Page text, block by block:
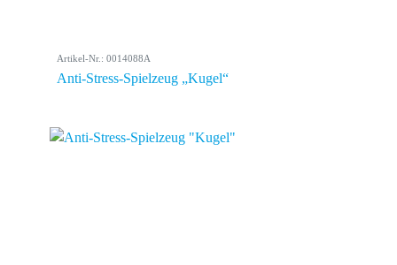
Artikel-Nr.: 0014088A
Anti-Stress-Spielzeug „Kugel“